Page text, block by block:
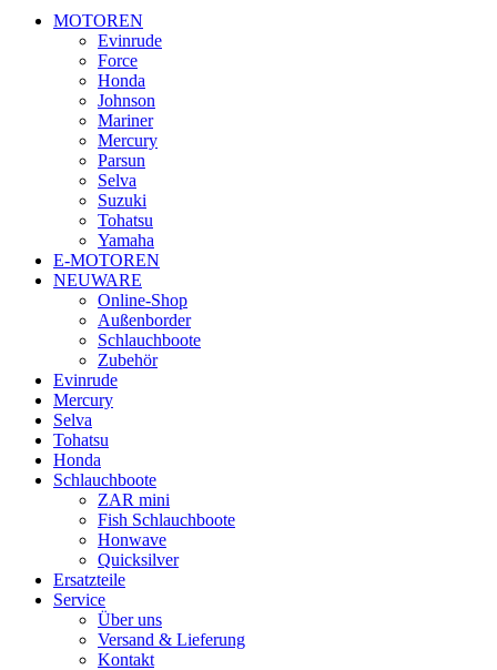
MOTOREN
Evinrude
Force
Honda
Johnson
Mariner
Mercury
Parsun
Selva
Suzuki
Tohatsu
Yamaha
E-MOTOREN
NEUWARE
Online-Shop
Außenborder
Schlauchboote
Zubehör
Evinrude
Mercury
Selva
Tohatsu
Honda
Schlauchboote
ZAR mini
Fish Schlauchboote
Honwave
Quicksilver
Ersatzteile
Service
Über uns
Versand & Lieferung
Kontakt